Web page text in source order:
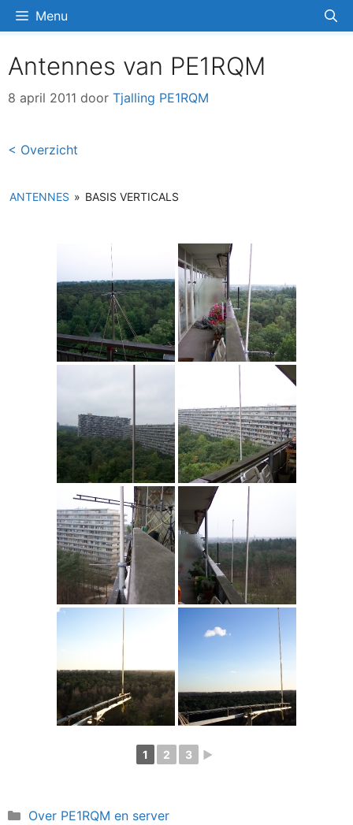
naar
inhoud
Menu
Antennes van PE1RQM
8 april 2011 door Tjalling PE1RQM
< Overzicht
ANTENNES » BASIS VERTICALS
1 2 3 ►
Categorieën
Over PE1RQM en server